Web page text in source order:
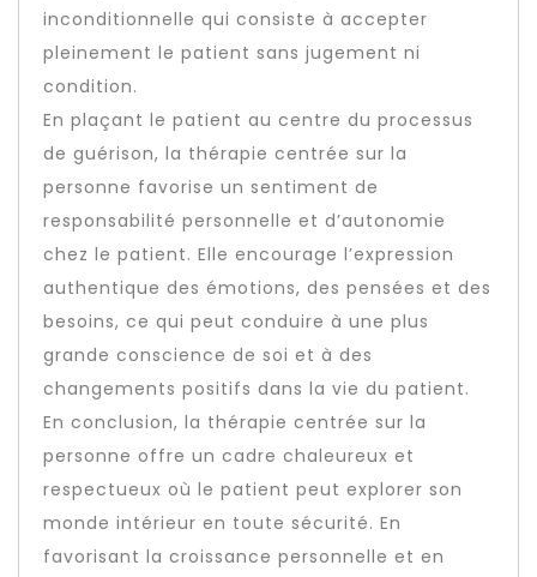
inconditionnelle qui consiste à accepter
pleinement le patient sans jugement ni
condition.
En plaçant le patient au centre du processus
de guérison, la thérapie centrée sur la
personne favorise un sentiment de
responsabilité personnelle et d’autonomie
chez le patient. Elle encourage l’expression
authentique des émotions, des pensées et des
besoins, ce qui peut conduire à une plus
grande conscience de soi et à des
changements positifs dans la vie du patient.
En conclusion, la thérapie centrée sur la
personne offre un cadre chaleureux et
respectueux où le patient peut explorer son
monde intérieur en toute sécurité. En
favorisant la croissance personnelle et en